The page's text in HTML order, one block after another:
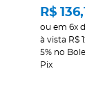
R$
ou em6x
à vista R$
5% no
Pix